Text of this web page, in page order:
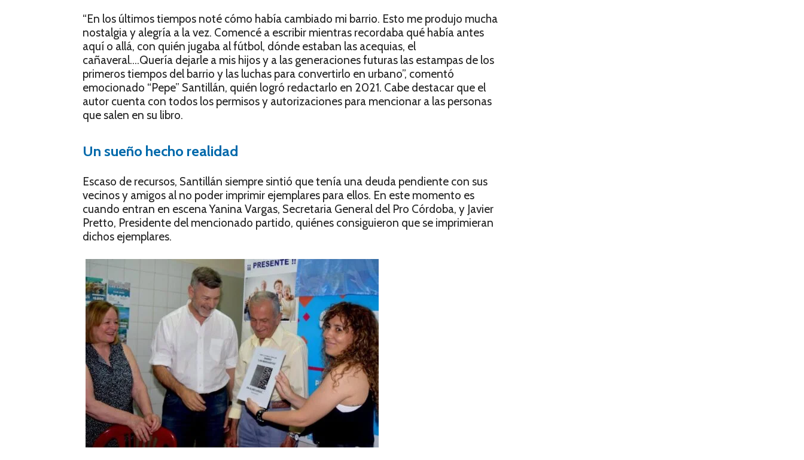
“En los últimos tiempos noté cómo había cambiado mi barrio. Esto me produjo mucha
nostalgia y alegría a la vez. Comencé a escribir mientras recordaba qué había antes
aquí o allá, con quién jugaba al fútbol, dónde estaban las acequias, el
cañaveral….Quería dejarle a mis hijos y a las generaciones futuras las estampas de los
primeros tiempos del barrio y las luchas para convertirlo en urbano”, comentó
emocionado “Pepe” Santillán, quién logró redactarlo en 2021. Cabe destacar que el
autor cuenta con todos los permisos y autorizaciones para mencionar a las personas
que salen en su libro.
Un sueño hecho realidad
Escaso de recursos, Santillán siempre sintió que tenía una deuda pendiente con sus
vecinos y amigos al no poder imprimir ejemplares para ellos. En este momento es
cuando entran en escena Yanina Vargas, Secretaria General del Pro Córdoba, y Javier
Pretto, Presidente del mencionado partido, quiénes consiguieron que se imprimieran
dichos ejemplares.